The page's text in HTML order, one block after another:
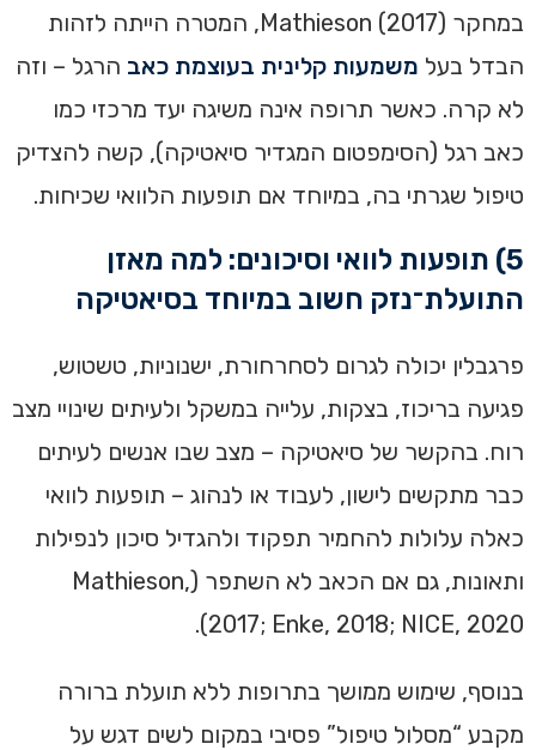
במחקר Mathieson (2017), המטרה הייתה לזהות
הבדל בעל משמעות קלינית בעוצמת כאב הרגל – וזה
לא קרה. כאשר תרופה אינה משיגה יעד מרכזי כמו
כאב רגל (הסימפטום המגדיר סיאטיקה), קשה להצדיק
טיפול שגרתי בה, במיוחד אם תופעות הלוואי שכיחות.
5) תופעות לוואי וסיכונים: למה מאזן
התועלת־נזק חשוב במיוחד בסיאטיקה
פרגבלין יכולה לגרום לסחרחורת, ישנוניות, טשטוש,
פגיעה בריכוז, בצקות, עלייה במשקל ולעיתים שינויי מצב
רוח. בהקשר של סיאטיקה – מצב שבו אנשים לעיתים
כבר מתקשים לישון, לעבוד או לנהוג – תופעות לוואי
כאלה עלולות להחמיר תפקוד ולהגדיל סיכון לנפילות
ותאונות, גם אם הכאב לא השתפר (Mathieson,
2017; Enke, 2018; NICE, 2020).
בנוסף, שימוש ממושך בתרופות ללא תועלת ברורה
מקבע “מסלול טיפול” פסיבי במקום לשים דגש על